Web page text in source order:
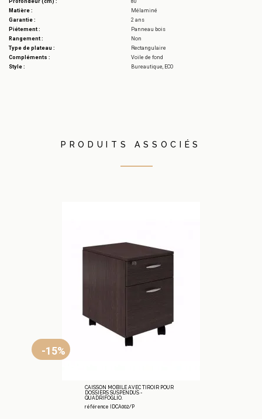
Profondeur (cm) :
80
Matière :
Mélaminé
Garantie :
2 ans
Piétement :
Panneau bois
Rangement :
Non
Type de plateau :
Rectangulaire
Compléments :
Voile de fond
Style :
Bureautique, ECO
PRODUITS ASSOCIÉS
-15%
CAISSON MOBILE AVEC TIROIR POUR
DOSSIERS SUSPENDUS -
QUADRIFOGLIO.
référence IDCA002/P